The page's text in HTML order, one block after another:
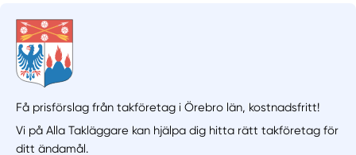
Få prisförslag från takföretag i Örebro län, kostnadsfritt!
Vi på Alla Takläggare kan hjälpa dig hitta rätt takföretag för
ditt ändamål.